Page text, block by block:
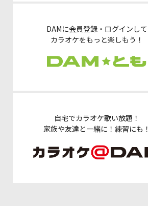
DAMに会員登録・ログインして
カラオケをもっと楽しもう！
自宅でカラオケ歌い放題！
家族や友達と一緒に！練習にも！